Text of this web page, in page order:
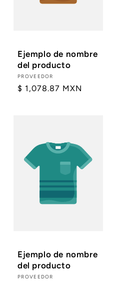
Ejemplo de nombre
del producto
Proveedor:
PROVEEDOR
Precio
$ 1,078.87 MXN
Ejemplo de nombre
del producto
Proveedor:
PROVEEDOR